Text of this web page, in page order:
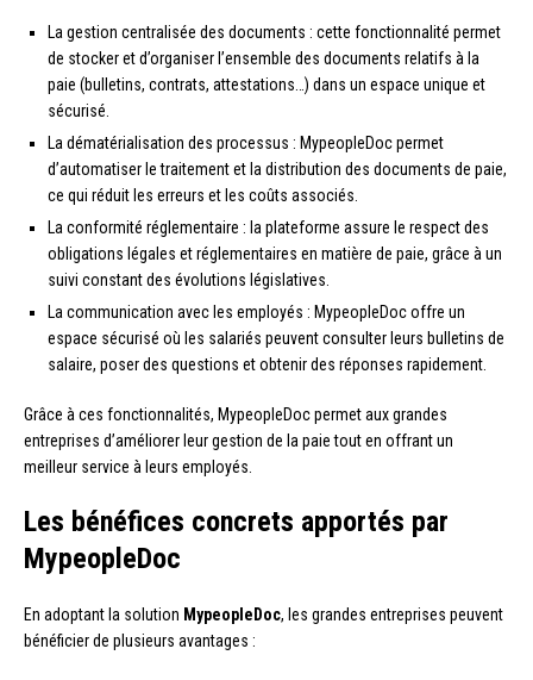
La gestion centralisée des documents : cette fonctionnalité permet
de stocker et d’organiser l’ensemble des documents relatifs à la
paie (bulletins, contrats, attestations…) dans un espace unique et
sécurisé.
La dématérialisation des processus : MypeopleDoc permet
d’automatiser le traitement et la distribution des documents de paie,
ce qui réduit les erreurs et les coûts associés.
La conformité réglementaire : la plateforme assure le respect des
obligations légales et réglementaires en matière de paie, grâce à un
suivi constant des évolutions législatives.
La communication avec les employés : MypeopleDoc offre un
espace sécurisé où les salariés peuvent consulter leurs bulletins de
salaire, poser des questions et obtenir des réponses rapidement.
Grâce à ces fonctionnalités, MypeopleDoc permet aux grandes
entreprises d’améliorer leur gestion de la paie tout en offrant un
meilleur service à leurs employés.
Les bénéfices concrets apportés par
MypeopleDoc
En adoptant la solution MypeopleDoc, les grandes entreprises peuvent
bénéficier de plusieurs avantages :